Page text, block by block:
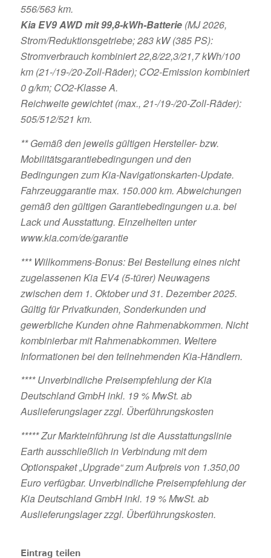
556/563 km.
Kia EV9 AWD mit 99,8-kWh-Batterie(MJ 2026,
Strom/Reduktionsgetriebe; 283 kW (385 PS):
Stromverbrauch kombiniert 22,8/22,3/21,7 kWh/100
km (21-/19-/20-Zoll-Räder); CO2-Emission kombiniert
0 g/km; CO2-Klasse A.
Reichweite gewichtet (max., 21-/19-/20-Zoll-Räder):
505/512/521 km.
** Gemäß den jeweils gültigen Hersteller- bzw.
Mobilitätsgarantiebedingungen und den
Bedingungen zum Kia-Navigationskarten-Update.
Fahrzeuggarantie max. 150.000 km. Abweichungen
gemäß den gültigen Garantiebedingungen u.a. bei
Lack und Ausstattung. Einzelheiten unter
www.kia.com/de/garantie
*** Willkommens-Bonus: Bei Bestellung eines nicht
zugelassenen Kia EV4 (5-türer) Neuwagens
zwischen dem 1. Oktober und 31. Dezember 2025.
Gültig für Privatkunden, Sonderkunden und
gewerbliche Kunden ohne Rahmenabkommen. Nicht
kombinierbar mit Rahmenabkommen. Weitere
Informationen bei den teilnehmenden Kia-Händlern.
**** Unverbindliche Preisempfehlung der Kia
Deutschland GmbH inkl. 19 % MwSt. ab
Auslieferungslager zzgl. Überführungskosten
***** Zur Markteinführung ist die Ausstattungslinie
Earth ausschließlich in Verbindung mit dem
Optionspaket „Upgrade“ zum Aufpreis von 1.350,00
Euro verfügbar. Unverbindliche Preisempfehlung der
Kia Deutschland GmbH inkl. 19 % MwSt. ab
Auslieferungslager zzgl. Überführungskosten.
Eintrag teilen